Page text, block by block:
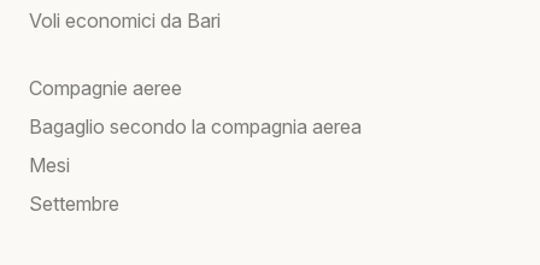
Voli economici da Bari
Compagnie aeree
Bagaglio secondo la compagnia aerea
Mesi
Settembre